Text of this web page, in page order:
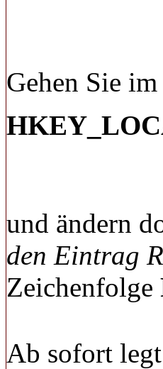
Gehen Sie
und ändern
den Eintrag
Zeichenfolge
Ab sofort